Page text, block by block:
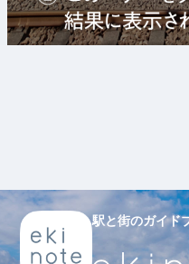
駅と街のガイド